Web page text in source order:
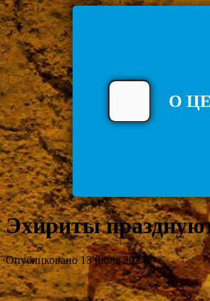
О
Эхириты
Опубликовано 13 июля 2024